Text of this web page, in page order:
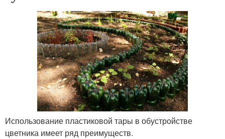
Использование пластиковой тары в обустройстве
цветника имеет ряд преимуществ.